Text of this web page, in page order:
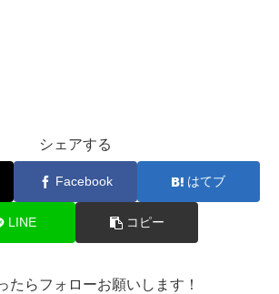
シェアする
Facebook はてブ
LINE コピー
たらフォローお願いします！